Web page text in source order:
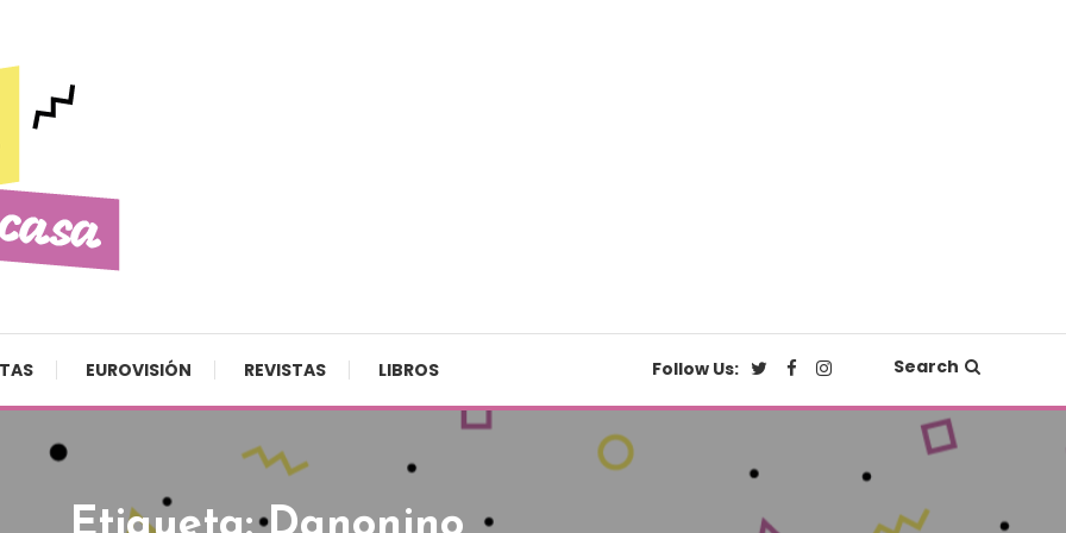
EUROVISIÓN REVISTAS LIBROS Follow Us: Search